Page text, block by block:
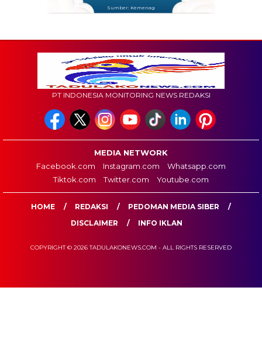
Sumber: Kemenag
PT INDONESIA MONITORING NEWS REDAKSI
MEDIA NETWORK
Facebook.com
Instagram.com
Whatsapp.com
Tiktok.com
Twitter.com Youtube.com
HOME REDAKSI
PEDOMAN MEDIA SIBER
DISCLAIMER
INFO IKLAN
COPYRIGHT © 2026 TADULAKONEWS.COM - ALL RIGHTS RESERVED